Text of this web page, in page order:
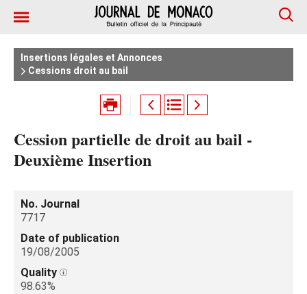
Insertions légales et Annonces
Cessions droit au bail
Cession partielle de droit au bail -
Deuxième Insertion
No. Journal
7717
Date of publication
19/08/2005
Quality
98.63%